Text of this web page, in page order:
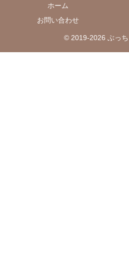
ホーム
お問い合わせ
© 2019-2026 ぶっ